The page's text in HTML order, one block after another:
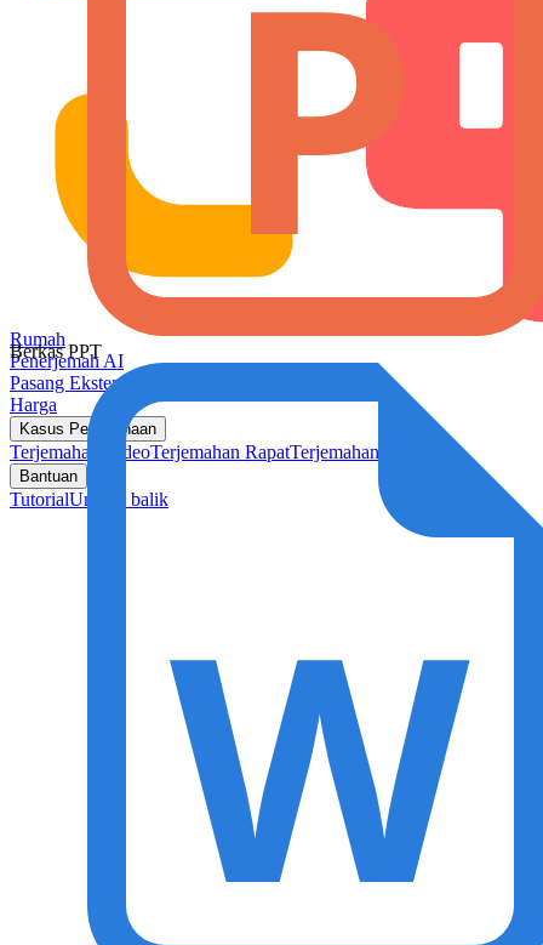
Rumah
Penerjemah AI
Pasang Ekstensi
Harga
Kasus Penggunaan
Terjemahan VideoTerjemahan RapatTerjemahan Steam
Bantuan
TutorialUmpan balik
Berkas PPT